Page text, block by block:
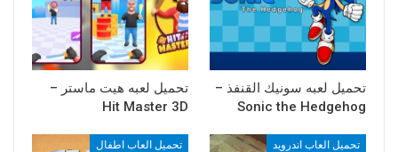
تحميل لعبه سونيك القنفذ –
Sonic the Hedgehog
تحميل لعبه هيت ماستر –
Hit Master 3D
تحميل العاب اندرويد تحميل العاب اطفال